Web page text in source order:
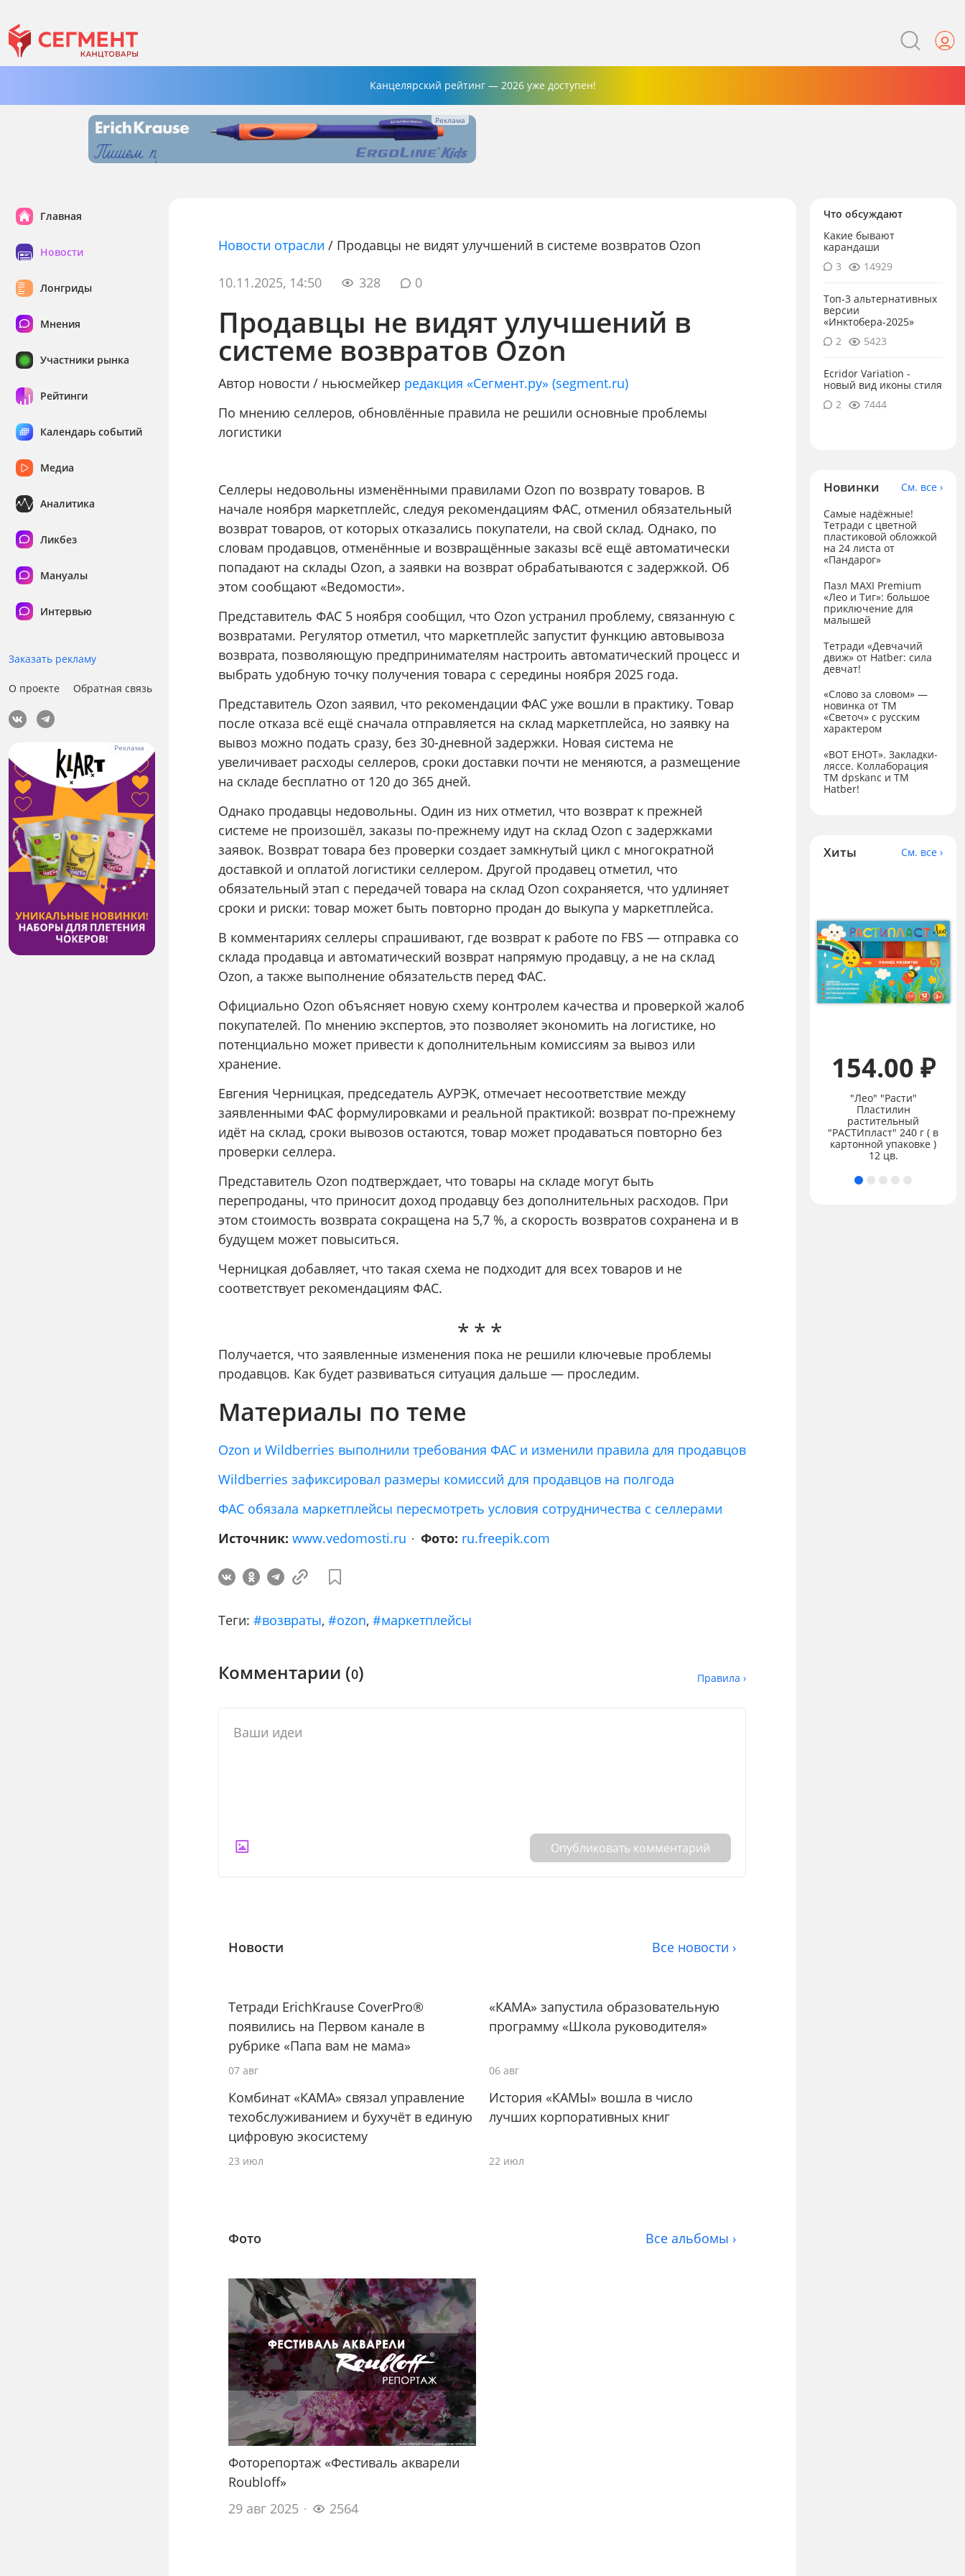
Канцелярский рейтинг — 2026 уже доступен!
Главная
Новости
Лонгриды
Мнения
Участники рынка
Рейтинги
Календарь событий
Медиа
Аналитика
Ликбез
Мануалы
Интервью
Заказать рекламу
О проекте Обратная связь
Новости отрасли / Продавцы не видят улучшений в системе возвратов Ozon
10.11.2025, 14:50 328 0
Продавцы не видят улучшений в
системе возвратов Ozon
Автор новости / ньюсмейкер редакция «Сегмент.ру» (segment.ru)
По мнению селлеров, обновлённые правила не решили основные проблемы
логистики
Селлеры недовольны изменёнными правилами Ozon по возврату товаров. В
начале ноября маркетплейс, следуя рекомендациям ФАС, отменил обязательный
возврат товаров, от которых отказались покупатели, на свой склад. Однако, по
словам продавцов, отменённые и возвращённые заказы всё ещё автоматически
попадают на склады Ozon, а заявки на возврат обрабатываются с задержкой. Об
этом сообщают «Ведомости».
Представитель ФАС 5 ноября сообщил, что Ozon устранил проблему, связанную с
возвратами. Регулятор отметил, что маркетплейс запустит функцию автовывоза
возврата, позволяющую предпринимателям настроить автоматический процесс и
выбрать удобную точку получения товара с середины ноября 2025 года.
Представитель Ozon заявил, что рекомендации ФАС уже вошли в практику. Товар
после отказа всё ещё сначала отправляется на склад маркетплейса, но заявку на
вывоз можно подать сразу, без 30-дневной задержки. Новая система не
увеличивает расходы селлеров, сроки доставки почти не меняются, а размещение
на складе бесплатно от 120 до 365 дней.
Однако продавцы недовольны. Один из них отметил, что возврат к прежней
системе не произошёл, заказы по-прежнему идут на склад Ozon с задержками
заявок. Возврат товара без проверки создает замкнутый цикл с многократной
доставкой и оплатой логистики селлером. Другой продавец отметил, что
обязательный этап с передачей товара на склад Ozon сохраняется, что удлиняет
сроки и риски: товар может быть повторно продан до выкупа у маркетплейса.
В комментариях селлеры спрашивают, где возврат к работе по FBS — отправка со
склада продавца и автоматический возврат напрямую продавцу, а не на склад
Ozon, а также выполнение обязательств перед ФАС.
Официально Ozon объясняет новую схему контролем качества и проверкой жалоб
покупателей. По мнению экспертов, это позволяет экономить на логистике, но
потенциально может привести к дополнительным комиссиям за вывоз или
хранение.
Евгения Черницкая, председатель АУРЭК, отмечает несоответствие между
заявленными ФАС формулировками и реальной практикой: возврат по-прежнему
идёт на склад, сроки вывозов остаются, товар может продаваться повторно без
проверки селлера.
Представитель Ozon подтверждает, что товары на складе могут быть
перепроданы, что приносит доход продавцу без дополнительных расходов. При
этом стоимость возврата сокращена на 5,7 %, а скорость возвратов сохранена и в
будущем может повыситься.
Черницкая добавляет, что такая схема не подходит для всех товаров и не
соответствует рекомендациям ФАС.
Получается, что заявленные изменения пока не решили ключевые проблемы
продавцов. Как будет развиваться ситуация дальше — проследим.
Материалы по теме
Ozon и Wildberries выполнили требования ФАС и изменили правила для продавцов
Wildberries зафиксировал размеры комиссий для продавцов на полгода
ФАС обязала маркетплейсы пересмотреть условия сотрудничества с селлерами
Источник: www.vedomosti.ru Фото: ru.freepik.com
Теги: #возвраты,#ozon,#маркетплейсы
Комментарии (0) Правила ›
Опубликовать комментарий
Новости Все новости ›
Тетради ErichKrause CoverPro®
появились на Первом канале в
рубрике «Папа вам не мама»
07 авг
«КАМА» запустила образовательную
программу «Школа руководителя»
06 авг
Комбинат «КАМА» связал управление
техобслуживанием и бухучёт в единую
цифровую экосистему
23 июл
История «КАМЫ» вошла в число
лучших корпоративных книг
22 июл
Фото Все альбомы ›
Фоторепортаж «Фестиваль акварели
Roubloff»
29 авг 2025
2564
Что обсуждают
Какие бывают
карандаши
3
14929
Топ-3 альтернативных
версии
«Инктобера-2025»
2
5423
Ecridor Variation -
новый вид иконы стиля
2
7444
Новинки
См. все ›
Самые надёжные!
Тетради с цветной
пластиковой обложкой
на 24 листа от
«Пандарог»
Пазл MAXI Premium
«Лео и Тиг»: большое
приключение для
малышей
Тетради «Девчачий
движ» от Hatber: сила
девчат!
«Слово за словом» —
новинка от ТМ
«Светоч» с русским
характером
«ВОТ ЕНОТ». Закладки-
ляссе. Коллаборация
TM dpskanc и ТМ
Hatber!
Хиты См. все ›
Цена:не указана
"ВКФ" "Живопись"
154.00 ₽
"Лео" "Расти"
Пластилин
растительный
"РАСТИпласт" 240 г ( в
картонной упаковке )
12 цв.